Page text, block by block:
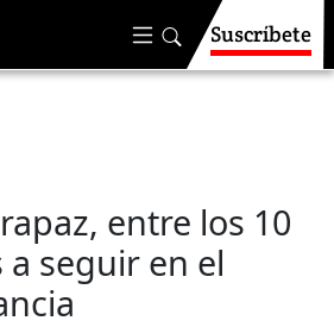
Suscríbete
entre los 10
seguir en el